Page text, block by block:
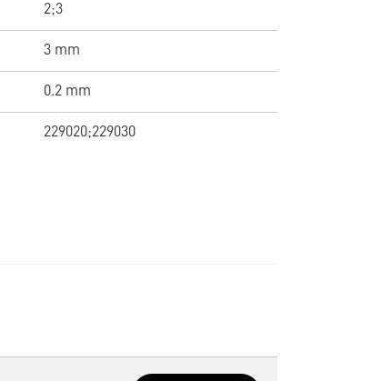
2;3
3 mm
0.2 mm
229020;229030